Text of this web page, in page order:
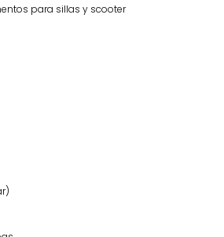
para sillas y scooter